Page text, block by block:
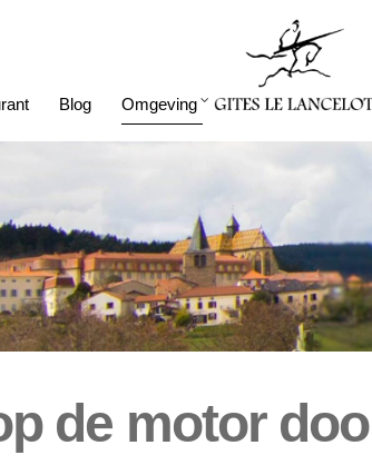
Blog Omgeving
de motor